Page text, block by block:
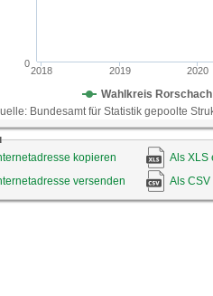
kopieren
Als XLS
versenden
Als